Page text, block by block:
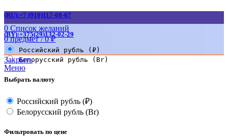
(RU):+7 (910)117-08-67
(BY):+375(29)132-02-29
0 Список желаний
0предмет / 0₽
Российский рубль (₽)
Белорусский рубль (Br)
Меню
Закрыть
Выбрать валюту
Российский рубль (₽)
Белорусский рубль (Br)
Фильтровать по цене